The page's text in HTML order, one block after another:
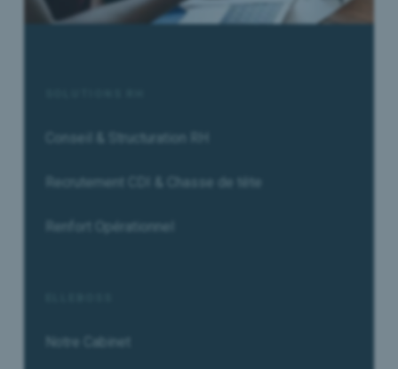
Conseil & Structuration RH
Recrutement CDI & Chasse de tête
Renfort Opérationnel
Notre Cabinet